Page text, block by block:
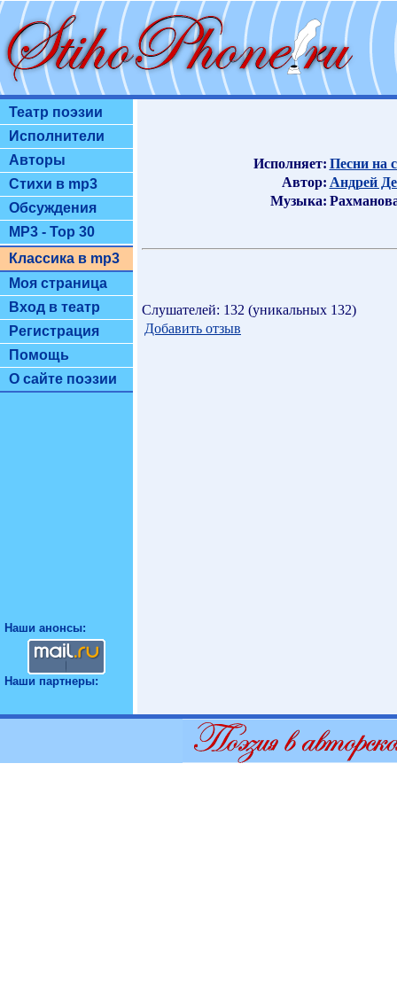
Театр поэзии
Исполнители
Авторы
Стихи в mp3
Обсуждения
MP3 - Top 30
Классика в mp3
Моя страница
Вход в театр
Регистрация
Помощь
О сайте поэзии
Наши анонсы:
Наши партнеры:
Исполняет: Песни на
Автор: Андрей
Музыка:
Слушателей: 132 (уникальных 132)
Добавить отзыв